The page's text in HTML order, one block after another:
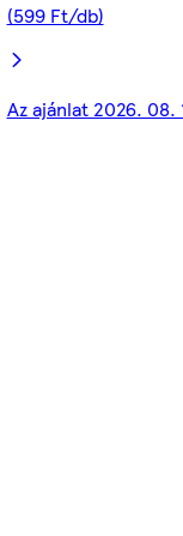
(599 Ft/db)
Az ajánlat 2026. 08.